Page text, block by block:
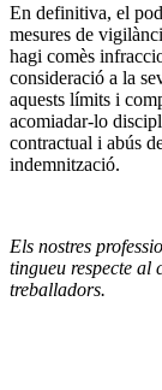
En definitiva, el
mesures de
hagi comès
consideració a la
aquests límits i
acomiadar-lo
contractual i abús
indemnització.
Els nostres
tingueu respecte al
treballadors.